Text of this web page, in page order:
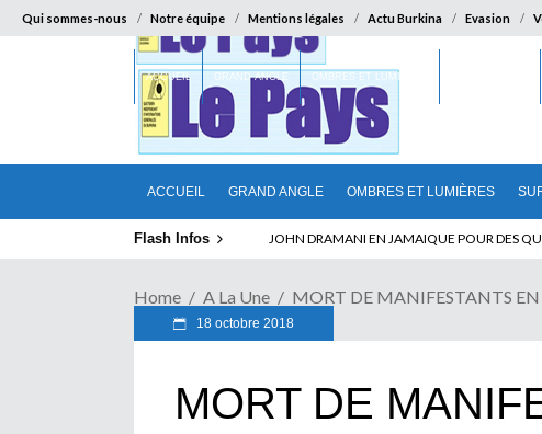
Qui sommes-nous Notre équipe Mentions légales Actu Burkina Evasion
ACCUEIL GRAND ANGLE OMBRES ET LUMIÈRES
ACCUEIL GRAND ANGLE OMBRES ET LUMIÈRES
Flash Infos ELECTION DE TALON A LA TETE DU SENAT
Home A La Une MORT DE MANIFESTANTS
18 octobre 2018
MORT DE